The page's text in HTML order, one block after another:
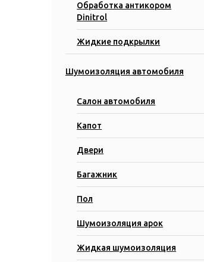
Обработка антикором
Dinitrol
Жидкие подкрылки
Шумоизоляция автомобиля
Салон автомобиля
Капот
Двери
Багажник
Пол
Шумоизоляция арок
Жидкая шумоизоляция